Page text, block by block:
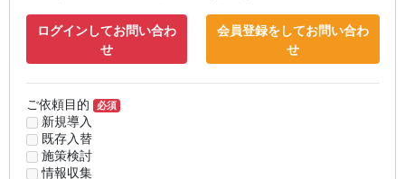
ログインしてお問い合わ
せ
会員登録をしてお問い合わ
せ
ご依頼目的 必須
新規導入
既存入替
施策検討
情報収集